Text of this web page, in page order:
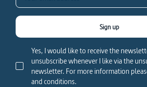
Yes, I would like to receive the
unsubscribe whenever I like via the
newsletter. For more information
and conditions.
Sign up